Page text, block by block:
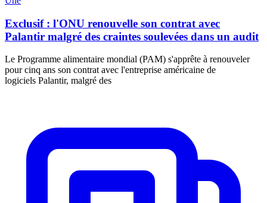
Exclusif : l'ONU renouvelle son contrat avec
Palantir malgré des craintes soulevées dans un audit
Le Programme alimentaire mondial (PAM) s'apprête à renouveler
pour cinq ans son contrat avec l'entreprise américaine de
logiciels Palantir, malgré des